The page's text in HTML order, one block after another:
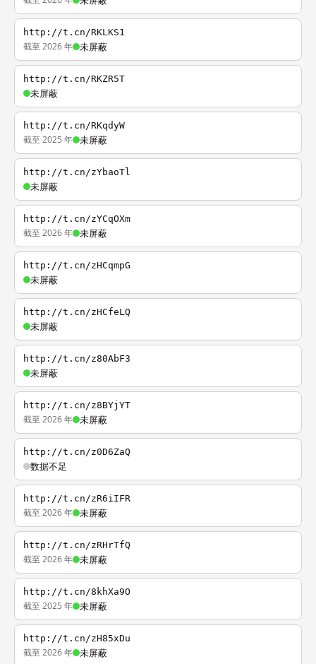
http://t.cn/RKLKS1
截至 2026 年 未屏蔽
http://t.cn/RKZR5T
未屏蔽
http://t.cn/RKqdyW
截至 2025 年 未屏蔽
http://t.cn/zYbaoTl
未屏蔽
http://t.cn/zYCqOXm
截至 2026 年 未屏蔽
http://t.cn/zHCqmpG
未屏蔽
http://t.cn/zHCfeLQ
未屏蔽
http://t.cn/z80AbF3
未屏蔽
http://t.cn/z8BYjYT
截至 2026 年 未屏蔽
http://t.cn/z0D6ZaQ
数据不足
http://t.cn/zR6iIFR
截至 2026 年 未屏蔽
http://t.cn/zRHrTfQ
截至 2026 年 未屏蔽
http://t.cn/8khXa9O
截至 2025 年 未屏蔽
http://t.cn/zH85xDu
截至 2026 年 未屏蔽